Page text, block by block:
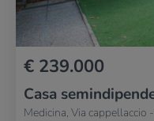
€ 239.000
Casa
Medicina, Via cappellaccio